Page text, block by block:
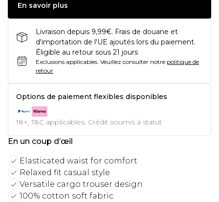
En savoir plus
Livraison depuis 9,99€. Frais de douane et
d'importation de l'UE ajoutés lors du paiement.
Éligible au retour sous 21 jours
Exclusions applicables. Veuillez consulter notre politique de
retour
Options de paiement flexibles disponibles
18+, T&C applicables. Crédit soumis à statut
En un coup d’œil
Elasticated waist for comfort
Relaxed fit casual style
Versatile cargo trouser design
100% cotton soft fabric